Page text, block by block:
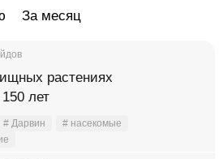
За месяц
растениях
лет
# Дарвин
# насекомые